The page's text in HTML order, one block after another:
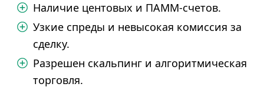
Наличие центовых и ПАММ-счетов.
Узкие спреды и невысокая комиссия за
сделку.
Разрешен скальпинг и алгоритмическая
торговля.